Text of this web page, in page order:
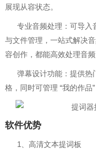
展现从容状态。
专业音频处理：可导入
与文件管理，一站式解决
容创作，都能高效处理音频
弹幕设计功能：提供热
格，同时可管理 “我的作品
软件优势
1、高清文本提词板